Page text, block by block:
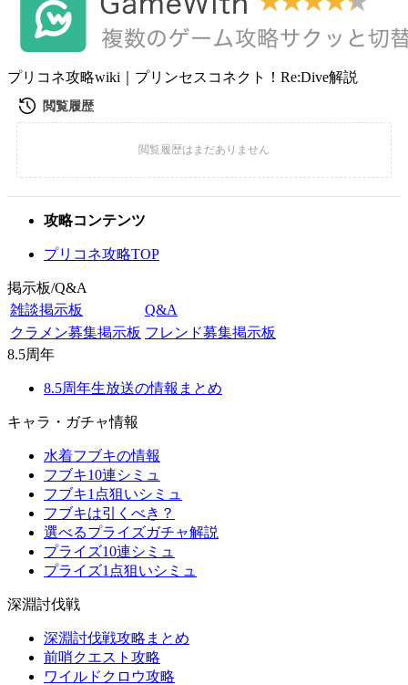
プリコネ攻略wiki｜プリンセスコネクト！Re:Dive解説
攻略コンテンツ
プリコネ攻略TOP
掲示板/Q&A
雑談掲示板
Q&A
クラメン募集掲示板 フレンド募集掲示板
8.5周年
8.5周年生放送の情報まとめ
キャラ・ガチャ情報
水着フブキの情報
フブキ10連シミュ
フブキ1点狙いシミュ
フブキは引くべき？
選べるプライズガチャ解説
プライズ10連シミュ
プライズ1点狙いシミュ
深淵討伐戦
深淵討伐戦攻略まとめ
前哨クエスト攻略
ワイルドクロウ攻略